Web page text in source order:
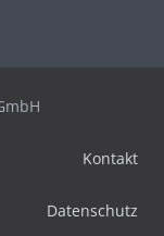
Kontakt
Datenschutz